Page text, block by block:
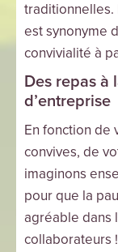
traditionnelles.
est synonyme
convivialité à
Des repas à
d’entreprise
En fonction de
convives, de
imaginons
pour que la
agréable dans
collaborateurs !